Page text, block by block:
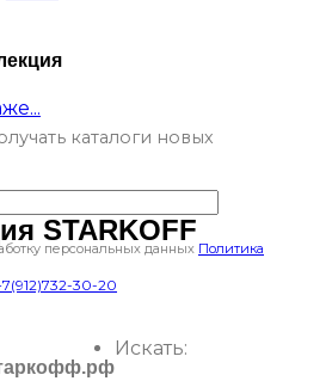
STARKOFF
30-20
каталоги новых
персональных данных Политика
Искать: